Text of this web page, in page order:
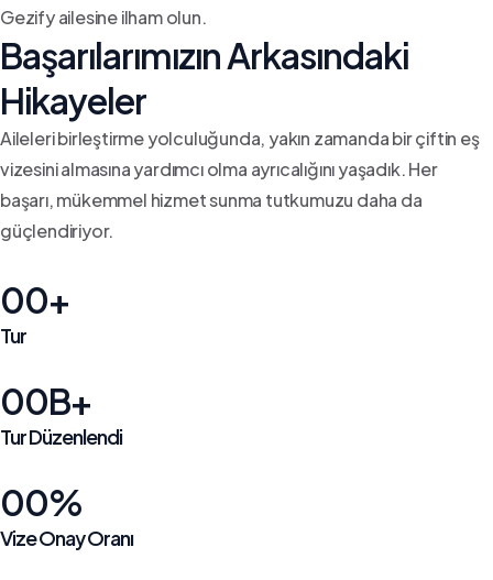
Gezify ailesine ilham olun.
Başarılarımızın Arkasındaki
Hikayeler
Aileleri birleştirme yolculuğunda, yakın zamanda bir çiftin eş
vizesini almasına yardımcı olma ayrıcalığını yaşadık. Her
başarı, mükemmel hizmet sunma tutkumuzu daha da
güçlendiriyor.
00+
Tur
00B+
Tur Düzenlendi
00%
Vize Onay Oranı